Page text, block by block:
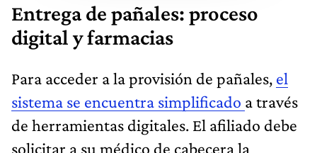
Entrega de pañales: proceso
digital y farmacias
Para acceder a la provisión de pañales, el
sistema se encuentra simplificado a través
de herramientas digitales. El afiliado debe
solicitar a su médico de cabecera la